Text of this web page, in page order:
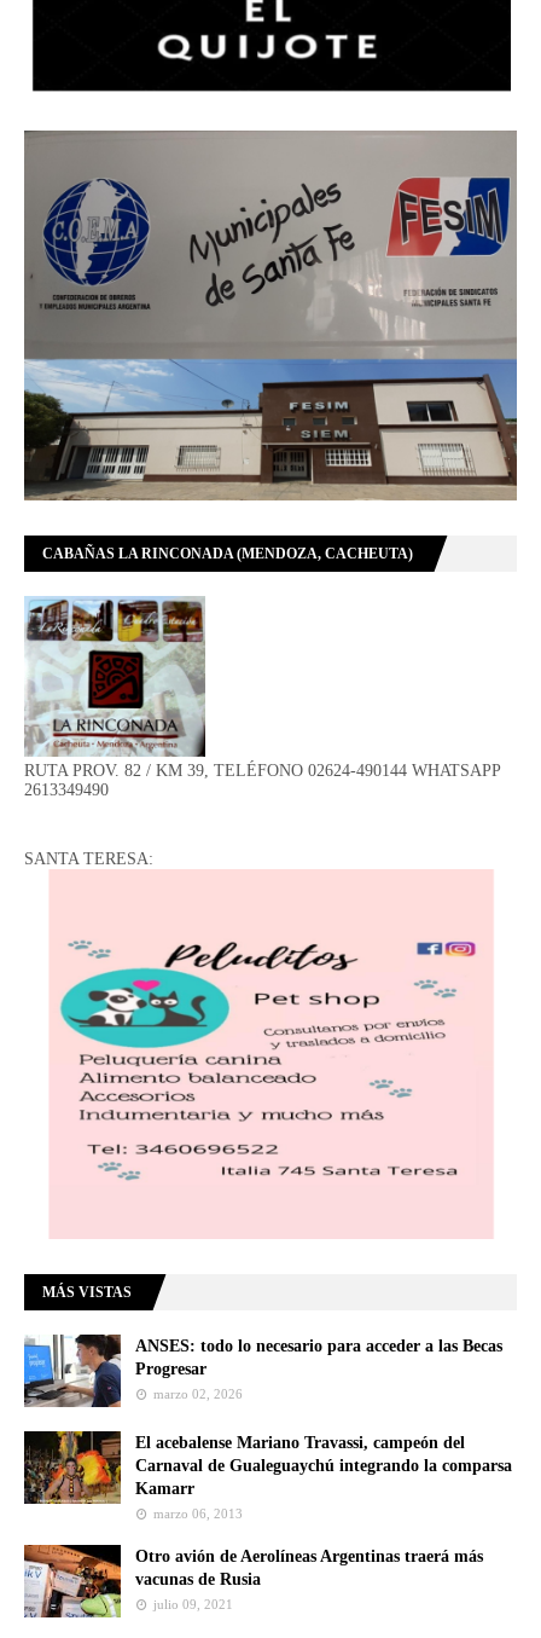
CABAÑAS LA RINCONADA (MENDOZA, CACHEUTA)
RUTA PROV. 82 / KM 39, TELÉFONO 02624-490144 WHATSAPP
2613349490
SANTA TERESA:
MÁS VISTAS
ANSES: todo lo necesario para acceder a las Becas
Progresar
marzo 02, 2026
El acebalense Mariano Travassi, campeón del
Carnaval de Gualeguaychú integrando la comparsa
Kamarr
marzo 06, 2013
Otro avión de Aerolíneas Argentinas traerá más
vacunas de Rusia
julio 09, 2021